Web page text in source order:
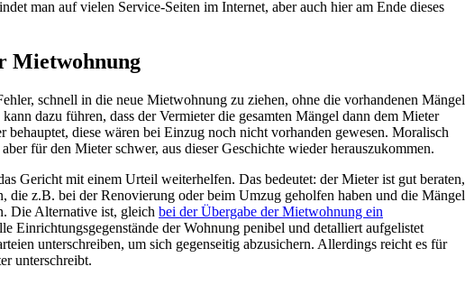
man auf vielen Service-Seiten im Internet, aber auch hier am Ende dieses
Mietwohnung
schnell in die neue Mietwohnung zu ziehen, ohne die vorhandenen Mängel
dazu führen, dass der Vermieter die gesamten Mängel dann dem Mieter
behauptet, diese wären bei Einzug noch nicht vorhanden gewesen. Moralisch
für den Mieter schwer, aus dieser Geschichte wieder herauszukommen.
Gericht mit einem Urteil weiterhelfen. Das bedeutet: der Mieter ist gut beraten,
die z.B. bei der Renovierung oder beim Umzug geholfen haben und die Mängel
Die Alternative ist, gleich bei der Übergabe der Mietwohnung ein
Einrichtungsgegenstände der Wohnung penibel und detalliert aufgelistet
unterschreiben, um sich gegenseitig abzusichern. Allerdings reicht es für
unterschreibt.